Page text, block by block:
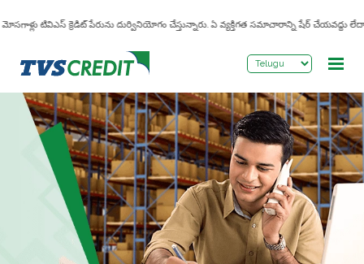
టివిఎస్ క్రెడిట్ పేరును దుర్వినియోగం చేస్తున్నారు. ఏ వ్యక్తిగత సమాచారాన్ని షేర్